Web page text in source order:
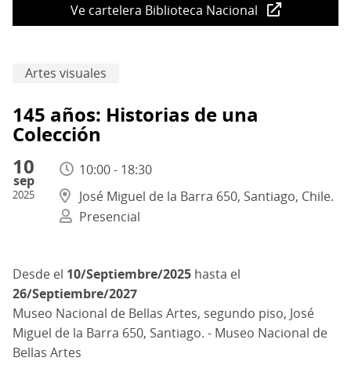
Ve cartelera Biblioteca Nacional
Artes visuales
145 años: Historias de una
Colección
10
sep
2025
10:00 - 18:30
José Miguel de la Barra 650, Santiago, Chile.
Presencial
10/Septiembre/2025 hasta el
26/Septiembre/2027
Museo Nacional de Bellas Artes, segundo piso, José
Miguel de la Barra 650, Santiago. - Museo Nacional de
Bellas Artes